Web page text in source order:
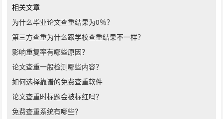
相关文章
为什么毕业论文查重结果为0％？
第三方查重为什么跟学校查重结果不一样？
影响重复率有哪些原因？
论文查重一般检测哪些内容？
如何选择靠谱的免费查重软件
论文查重时标题会被标红吗？
免费查重系统有哪些？